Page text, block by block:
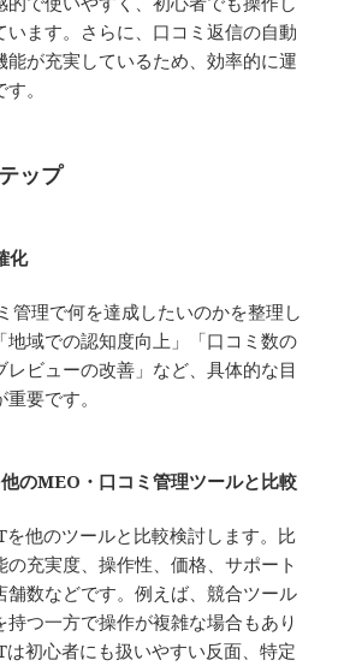
います。さらに、口コミ返信の自動
能が充実しているため、効率的に運
。
ップ
化
管理で何を達成したいのかを整理し
地域での認知度向上」「口コミ数の
ビューの改善」など、具体的な目
要です。
のMEO・口コミ管理ツールと比較
を他のツールと比較検討します。比
充実度、操作性、価格、サポート
舗数などです。例えば、競合ツール
持つ一方で操作が複雑な場合もあり
は初心者にも扱いやすい反面、特定